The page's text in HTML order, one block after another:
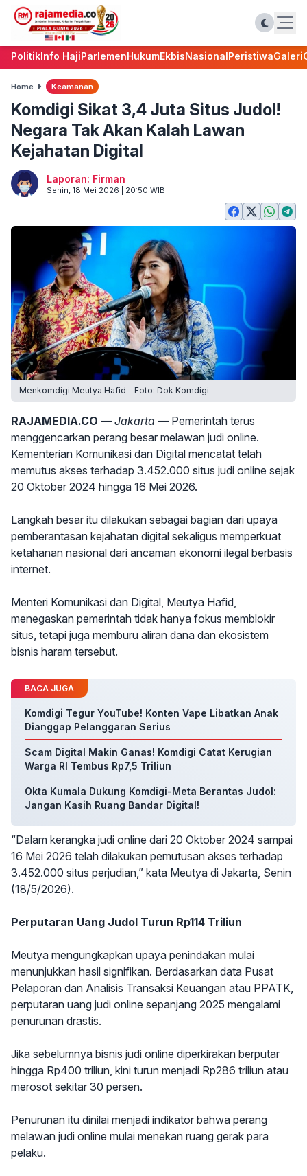
PolitikInfo HajiParlemenHukumEkbisNasionalPeristiwaGaleri
Home Keamanan
Komdigi Sikat 3,4 Juta Situs Judol!
Negara Tak Akan Kalah Lawan
Kejahatan Digital
Laporan: Firman
Senin, 18 Mei 2026 | 20:50 WIB
Menkomdigi Meutya Hafid - Foto: Dok Komdigi -
RAJAMEDIA.CO — Jakarta — Pemerintah terus
menggencarkan perang besar melawan judi online.
Kementerian Komunikasi dan Digital mencatat telah
memutus akses terhadap 3.452.000 situs judi online sejak
20 Oktober 2024 hingga 16 Mei 2026.
Langkah besar itu dilakukan sebagai bagian dari upaya
pemberantasan kejahatan digital sekaligus memperkuat
ketahanan nasional dari ancaman ekonomi ilegal berbasis
internet.
Menteri Komunikasi dan Digital, Meutya Hafid,
menegaskan pemerintah tidak hanya fokus memblokir
situs, tetapi juga memburu aliran dana dan ekosistem
bisnis haram tersebut.
BACA JUGA
Komdigi Tegur YouTube! Konten Vape Libatkan Anak
Dianggap Pelanggaran Serius
Scam Digital Makin Ganas! Komdigi Catat Kerugian
Warga RI Tembus Rp7,5 Triliun
Okta Kumala Dukung Komdigi-Meta Berantas Judol:
Jangan Kasih Ruang Bandar Digital!
“Dalam kerangka judi online dari 20 Oktober 2024 sampai
16 Mei 2026 telah dilakukan pemutusan akses terhadap
3.452.000 situs perjudian,” kata Meutya di Jakarta, Senin
(18/5/2026).
Perputaran Uang Judol Turun Rp114 Triliun
Meutya mengungkapkan upaya penindakan mulai
menunjukkan hasil signifikan. Berdasarkan data Pusat
Pelaporan dan Analisis Transaksi Keuangan atau PPATK,
perputaran uang judi online sepanjang 2025 mengalami
penurunan drastis.
Jika sebelumnya bisnis judi online diperkirakan berputar
hingga Rp400 triliun, kini turun menjadi Rp286 triliun atau
merosot sekitar 30 persen.
Penurunan itu dinilai menjadi indikator bahwa perang
melawan judi online mulai menekan ruang gerak para
pelaku.